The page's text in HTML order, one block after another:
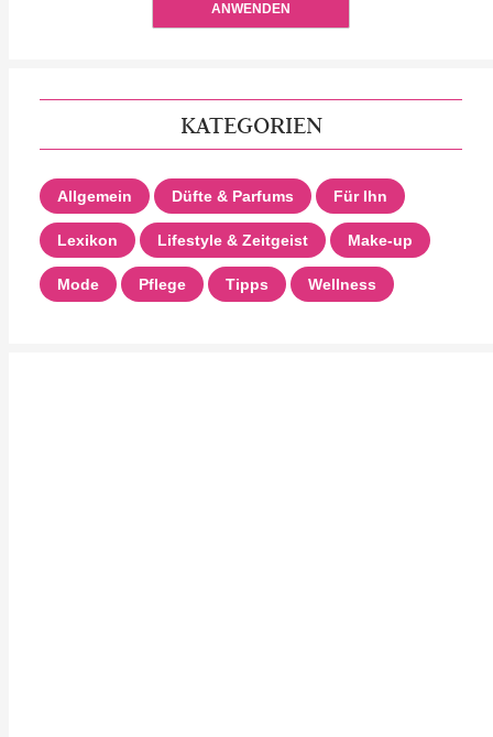
ANWENDEN
KATEGORIEN
Allgemein Düfte & Parfums Für Ihn
Lexikon Lifestyle & Zeitgeist Make-up
Mode Pflege Tipps Wellness